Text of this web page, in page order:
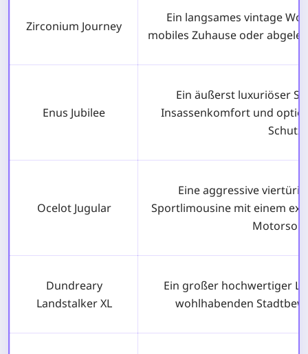
Zirconium Journey
Ein langsames vintage
mobiles Zuhause oder
Enus Jubilee
Ein äußerst luxuriöser
Insassenkomfort und
Schutz.
Ocelot Jugular
Eine aggressive
Sportlimousine mit einem
Dundreary
Landstalker XL
Ein großer hochwertiger
wohlhabenden